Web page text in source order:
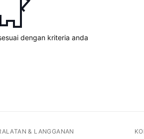
dengan kriteria anda
& LANGGANAN